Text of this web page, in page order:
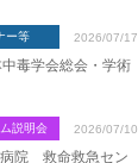
ー等 2026/07/17
毒学会総会・学術
説明会 2026/07/10
病院 救命救急セン